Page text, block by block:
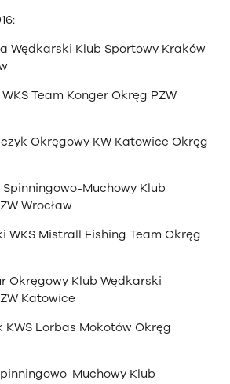
Wędkarski Klub Sportowy Kraków
Team Konger Okręg PZW
Okręgowy KW Katowice Okręg
Muchowy Klub
Wrocław
WKS Mistrall Fishing Team Okręg
Okręgowy Klub Wędkarski
Katowice
KWS Lorbas Mokotów Okręg
Muchowy Klub